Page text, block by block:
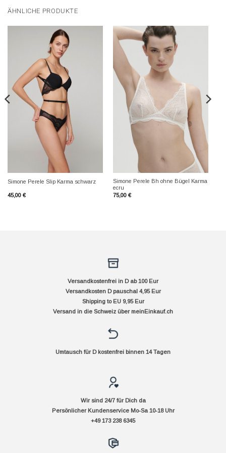
ÄHNLICHE PRODUKTE
Simone Perele Slip Karma schwarz
45,00 €
Simone Perele Bh ohne Bügel Karma
ecru
75,00 €
Versandkostenfrei in D ab 100 Eur
Versandkosten D pauschal 4,95 Eur
Shipping to EU 9,95 Eur
Versand in die Schweiz über meinEinkauf.ch
Umtausch für D kostenfrei binnen 14 Tagen
Wir sind 24/7 für Dich da
Persönlicher Kundenservice Mo-Sa 10-18 Uhr
+49 173 238 6345